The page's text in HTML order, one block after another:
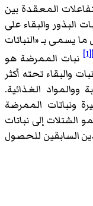
المعقدة بين
البذور والبقاء على
يسمى بـ «النباتات
[1]
نبات الممرضة هو
والبقاء تحته أكثر
الغذائية.
ونباتات الممرضة
الشتلات إلى نباتات
السابقين للحصول